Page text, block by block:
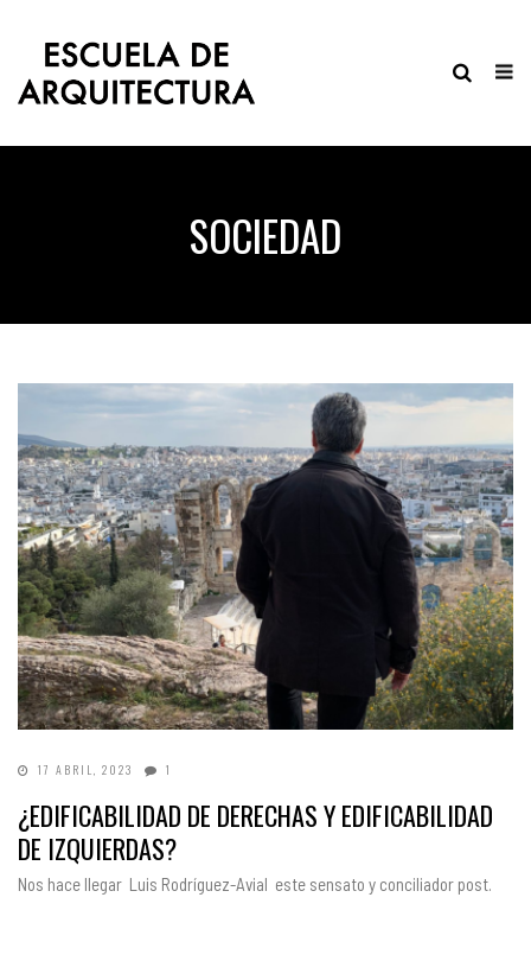
SOCIEDAD
17 ABRIL, 2023 1
¿EDIFICABILIDAD DE DERECHAS Y EDIFICABILIDAD
DE IZQUIERDAS?
Nos hace llegar Luis Rodríguez-Avial este sensato y conciliador post.